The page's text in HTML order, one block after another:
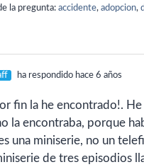
la pregunta: accidente, adopcion,
ha respondido hace 6 años
fin la he encontrado!.
la encontraba, porque
una miniserie, no un
de tres episodios